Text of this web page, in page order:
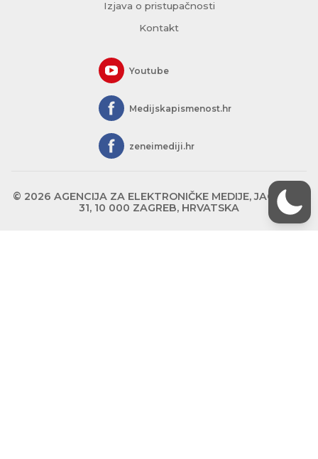
Izjava o pristupačnosti
Kontakt
Youtube
Medijskapismenost.hr
zeneimediji.hr
© 2026 AGENCIJA ZA ELEKTRONIČKE MEDIJE, JAGIĆEVA
31, 10 000 ZAGREB, HRVATSKA